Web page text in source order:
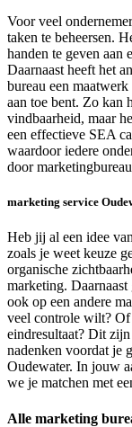
Voor veel
taken te beheersen.
handen te geven aan
Daarnaast heeft het
bureau een
aan toe bent. Zo kan
vindbaarheid, maar
een effectieve SEA
waardoor iedere
door
marketing service
Heb jij al een idee
zoals je weet keuze
organische
marketing. Daarnaast
ook op een andere
veel controle wilt? Of
eindresultaat? Dit
nadenken voordat je
Oudewater. In jouw
we je matchen met
Alle marketing